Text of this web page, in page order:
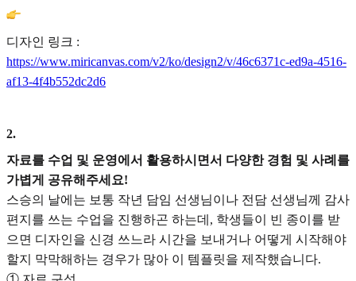
디자인 링크 :
https://www.miricanvas.com/v2/ko/design2/v/46c6371c-ed9a-4516-
af13-4f4b552dc2d6
2.
자료를 수업 및 운영에서 활용하시면서 다양한 경험 및 사례를
가볍게 공유해주세요!
스승의 날에는 보통 작년 담임 선생님이나 전담 선생님께 감사
편지를 쓰는 수업을 진행하곤 하는데, 학생들이 빈 종이를 받
으면 디자인을 신경 쓰느라 시간을 보내거나 어떻게 시작해야
할지 막막해하는 경우가 많아 이 템플릿을 제작했습니다.